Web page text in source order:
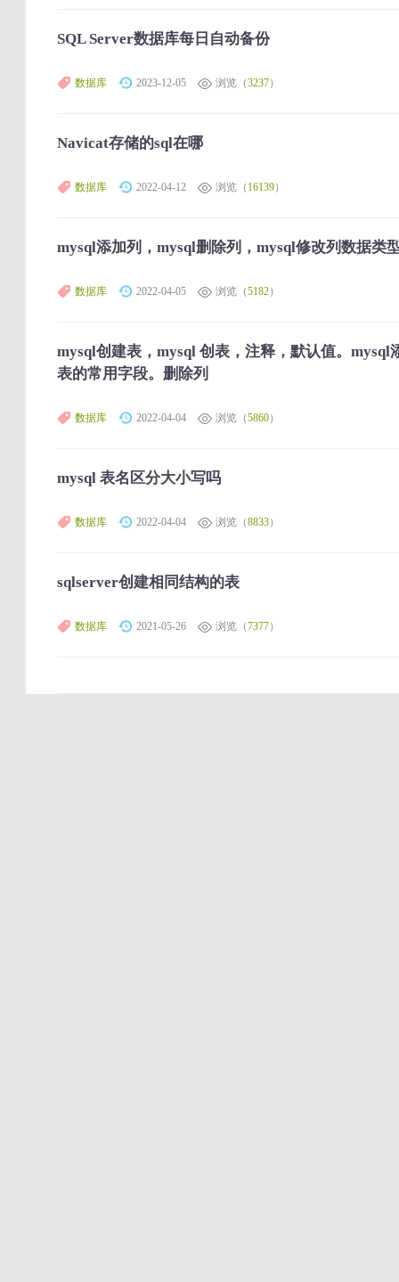
SQL Server数据库每日自动备份
数据库 2023-12-05 浏览（3237）
Navicat存储的sql在哪
数据库 2022-04-12 浏览（ 16139）
mysql添加列，mysql删除列，mysql修改列数据类
数据库 2022-04-05 浏览（5182）
mysql创建表，mysql 创表，注释，默认值。mysql
表的常用字段。删除列
数据库 2022-04-04 浏览（5860）
mysql 表名区分大小写吗
数据库 2022-04-04 浏览（8833）
sqlserver创建相同结构的表
数据库 2021-05-26 浏览（7377）